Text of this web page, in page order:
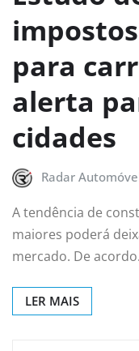
para
alerta
cidades
Radar
A tendência de
maiores poderá
mercado. De
LER MAIS